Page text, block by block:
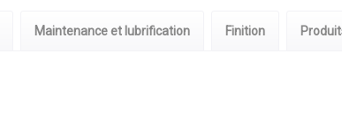
Maintenance et lubrification Finition